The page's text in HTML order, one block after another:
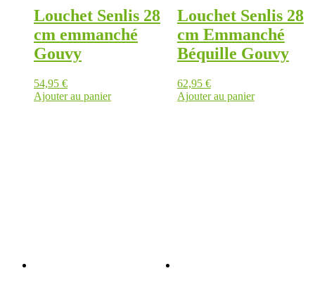
Louchet Senlis 28
cm emmanché
Gouvy
54,95 €
Ajouter au panier
Louchet Senlis 28
cm Emmanché
Béquille Gouvy
62,95 €
Ajouter au panier